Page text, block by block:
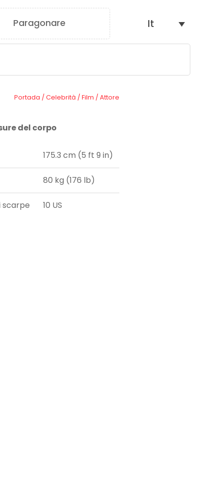
Paragonare It
Portada /Celebrità /Film /Attore
del corpo
175.3 cm (5 ft 9 in)
80 kg (176 lb)
scarpe 10 US